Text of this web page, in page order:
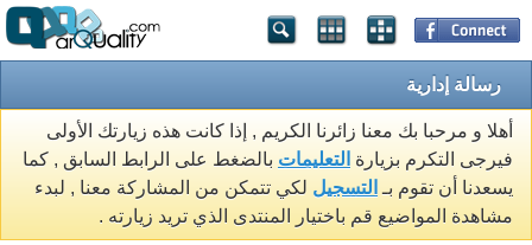
رسالة إدارية
أهلا و مرحبا بك معنا زائرنا الكريم , إذا كانت هذه زيارتك الأولى
فيرجى التكرم بزيارة التعليمات بالضغط على الرابط السابق , كما
يسعدنا أن تقوم بـ التسجيل لكي تتمكن من المشاركة معنا , لبدء
مشاهدة المواضيع قم باختيار المنتدى الذي تريد زيارته .